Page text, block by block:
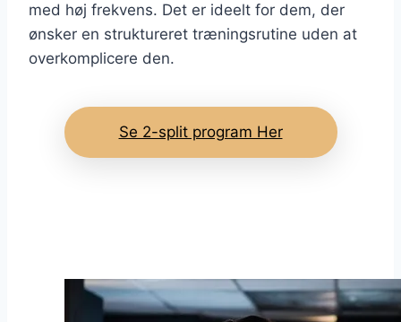
med høj frekvens. Det er ideelt for dem, der
ønsker en struktureret træningsrutine uden at
overkomplicere den.
Se 2-split program Her